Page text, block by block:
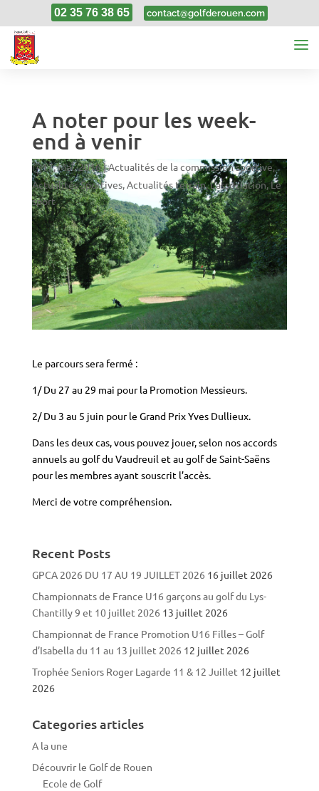
02 35 76 38 65 contact@golfderouen.com
A noter pour les week-
end à venir
17, Mai, 2016|Actualités de la commission sportive,
Actualités Sportives,Actualités terrain,L'association,Le
sport
Le parcours sera fermé :
1/ Du 27 au 29 mai pour la Promotion Messieurs.
2/ Du 3 au 5 juin pour le Grand Prix Yves Dullieux.
Dans les deux cas, vous pouvez jouer, selon nos accords
annuels au golf du Vaudreuil et au golf de Saint-Saëns
pour les membres ayant souscrit l’accès.
Merci de votre compréhension.
Recent Posts
GPCA 2026 DU 17 AU 19 JUILLET 2026 16 juillet 2026
Championnats de France U16 garçons au golf du Lys-
Chantilly 9 et 10 juillet 2026 13 juillet 2026
Championnat de France Promotion U16 Filles – Golf
d’Isabella du 11 au 13 juillet 2026 12 juillet 2026
Trophée Seniors Roger Lagarde 11 & 12 Juillet 12 juillet
2026
Categories articles
A la une
Découvrir le Golf de Rouen
Ecole de Golf